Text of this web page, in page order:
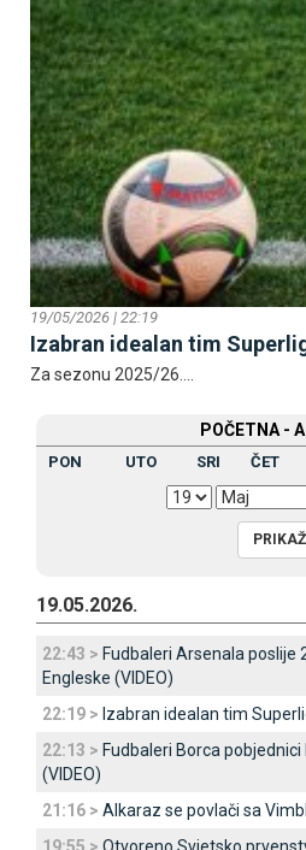
19/05/2026 | 22:19
Izabran idealan tim
Za sezonu 2025/26....
POČETNA -
PON UTO SRI ČET
19.05.2026.
22:43 > Fudbaleri Arsenala poslije
Engleske (VIDEO)
22:19 > Izabran idealan tim
22:13 > Fudbaleri Borca
(VIDEO)
21:16 > Alkaraz se povlači sa